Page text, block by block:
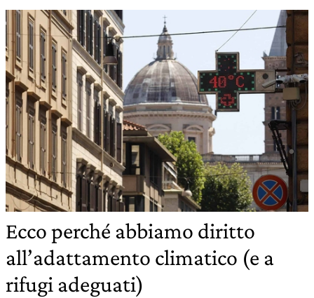
Ecco perché abbiamo diritto
all’adattamento climatico (e a
rifugi adeguati)